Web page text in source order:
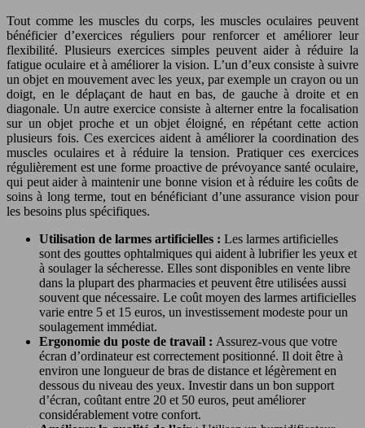
Tout comme les muscles du corps, les muscles oculaires peuvent
bénéficier d’exercices réguliers pour renforcer et améliorer leur
flexibilité. Plusieurs exercices simples peuvent aider à réduire la
fatigue oculaire et à améliorer la vision. L’un d’eux consiste à suivre
un objet en mouvement avec les yeux, par exemple un crayon ou un
doigt, en le déplaçant de haut en bas, de gauche à droite et en
diagonale. Un autre exercice consiste à alterner entre la focalisation
sur un objet proche et un objet éloigné, en répétant cette action
plusieurs fois. Ces exercices aident à améliorer la coordination des
muscles oculaires et à réduire la tension. Pratiquer ces exercices
régulièrement est une forme proactive de prévoyance santé oculaire,
qui peut aider à maintenir une bonne vision et à réduire les coûts de
soins à long terme, tout en bénéficiant d’une assurance vision pour
les besoins plus spécifiques.
Utilisation de larmes artificielles : Les larmes artificielles
sont des gouttes ophtalmiques qui aident à lubrifier les yeux et
à soulager la sécheresse. Elles sont disponibles en vente libre
dans la plupart des pharmacies et peuvent être utilisées aussi
souvent que nécessaire. Le coût moyen des larmes artificielles
varie entre 5 et 15 euros, un investissement modeste pour un
soulagement immédiat.
Ergonomie du poste de travail : Assurez-vous que votre
écran d’ordinateur est correctement positionné. Il doit être à
environ une longueur de bras de distance et légèrement en
dessous du niveau des yeux. Investir dans un bon support
d’écran, coûtant entre 20 et 50 euros, peut améliorer
considérablement votre confort.